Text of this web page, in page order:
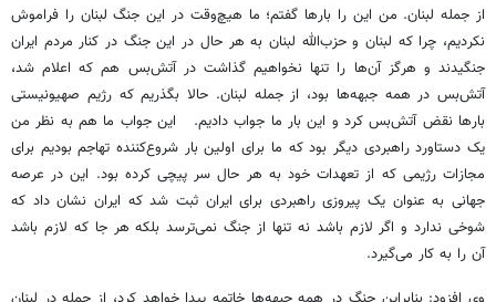
از جمله لبنان. من این را بارها گفتم؛ ما هیچ‌وقت در این جنگ لبنان را فراموش
نکردیم، چرا که لبنان و حزب‌الله لبنان به هر حال در این جنگ در کنار مردم ایران
جنگیدند و هرگز آن‌ها را تنها نخواهیم گذاشت در آتش‌بس هم که اعلام شد،
آتش‌بس در همه جبهه‌ها بود، از جمله لبنان. حالا بگذریم که رژیم صهیونیستی
بارها نقض آتش‌بس کرد و این بار ما جواب دادیم. این جواب ما هم به نظر من
یک دستاورد راهبردی دیگر بود که ما برای اولین بار شروع‌کننده تهاجم بودیم برای
مجازات رژیمی که از تعهدات خود به هر حال سر پیچی کرده بود. این در عرصه
جهانی به عنوان یک پیروزی راهبردی برای ایران ثبت شد که ایران نشان داد که
شوخی ندارد و اگر لازم باشد نه تنها از جنگ نمی‌ترسد بلکه هر جا که لازم باشد
آن را به کار می‌گیرد.